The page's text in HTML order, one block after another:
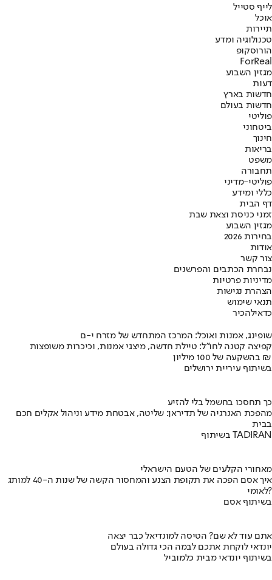
לייף סטייל
אוכל
תיירות
טכנולוגיה ומדע
הורוסקופ
ForReal
מגזין השבוע
דעות
חדשות בארץ
חדשות בעולם
פוליטי
ביטחוני
חינוך
בריאות
משפט
תחבורה
פוליטי-מדיני
כללי ומידע
דף הבית
זמני כניסת וצאת שבת
מגזין השבוע
בחירות 2026
אודות
צור קשר
נבחרת הכתבים והפרשנים
מדיניות פרטיות
הצהרת נגישות
תנאי שימוש
כדאילהכיר
שופינג, אמנות ואוכל: המרכז המתחדש של מזרח י-ם
קפיצה קטנה לחו"ל: טיילת חדשה, מיצגי אמנות, וכיכרות משופצות
בהשקעה של 100 מיליון ₪
בשיתוף עיריית ירושלים
כך תחסכו בחשמל בלי להזיע
מהפכת האנרגיה של תדיראן: שליטה, אבטחת מידע וניהול אקלים חכם
בבית
בשיתוף TADIRAN
מאחורי הקלעים של הטעם הישראלי
איך אסם הפכה את תקופת הצנע והמחסור הקשה של שנות ה-40 למותג
לאומי?
בשיתוף אסם
אתם עוד לא שם? הטיסה למונדיאל כבר יצאה
יונדאי לוקחת אתכם לבמה הכי גדולה בעולם
בשיתוף יונדאי מבית כלמוביל